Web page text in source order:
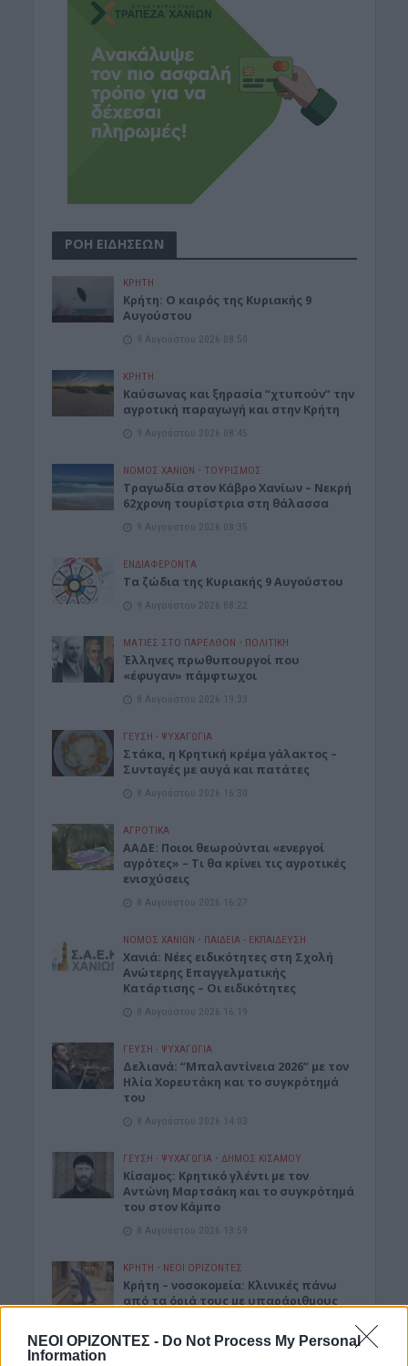
ΝΕΟΙ ΟΡΙΖΟΝΤΕΣ - Do Not Process My Personal
Information
ΡΟΗ ΕΙΔΗΣΕΩΝ
ΚΡΗΤΗ
Κρήτη: Ο καιρός της Κυριακής 9
Αυγούστου
9 Αυγούστου 2026 08:50
ΚΡΗΤΗ
Καύσωνας και ξηρασία “χτυπούν” την
αγροτική παραγωγή και στην Κρήτη
9 Αυγούστου 2026 08:45
ΝΟΜΌΣ ΧΑΝΊΩΝ • ΤΟΥΡΙΣΜΟΣ
Τραγωδία στον Κάβρο Χανίων – Νεκρή
62χρονη τουρίστρια στη θάλασσα
9 Αυγούστου 2026 08:35
ΕΝΔΙΑΦΕΡΟΝΤΑ
Τα ζώδια της Κυριακής 9 Αυγούστου
9 Αυγούστου 2026 08:22
ΜΑΤΙΕΣ ΣΤΟ ΠΑΡΕΛΘΟΝ • ΠΟΛΙΤΙΚΗ
Έλληνες πρωθυπουργοί που
«έφυγαν» πάμφτωχοι
8 Αυγούστου 2026 19:33
ΓΕΎΣΗ - ΨΥΧΑΓΩΓΊΑ
Στάκα, η Κρητική κρέμα γάλακτος –
Συνταγές με αυγά και πατάτες
8 Αυγούστου 2026 16:30
ΑΓΡΟΤΙΚΑ
ΑΑΔΕ: Ποιοι θεωρούνται «ενεργοί
αγρότες» – Τι θα κρίνει τις αγροτικές
ενισχύσεις
8 Αυγούστου 2026 16:27
ΝΟΜΌΣ ΧΑΝΊΩΝ • ΠΑΙΔΕΙΑ - ΕΚΠΑΙΔΕΥΣΗ
Χανιά: Νέες ειδικότητες στη Σχολή
Ανώτερης Επαγγελματικής
Κατάρτισης – Οι ειδικότητες
8 Αυγούστου 2026 16:19
ΓΕΎΣΗ - ΨΥΧΑΓΩΓΊΑ
Δελιανά: “Μπαλαντίνεια 2026” με τον
Ηλία Χορευτάκη και το συγκρότημά
του
8 Αυγούστου 2026 14:03
ΓΕΎΣΗ - ΨΥΧΑΓΩΓΊΑ • ΔΉΜΟΣ ΚΙΣΆΜΟΥ
Kίσαμος: Κρητικό γλέντι με τον
Αντώνη Μαρτσάκη και το συγκρότημά
του στον Κάμπο
8 Αυγούστου 2026 13:59
ΚΡΗΤΗ • ΝΕΟΙ ΟΡΙΖΟΝΤΕΣ
Κρήτη – νοσοκομεία: Κλινικές πάνω
από τα όριά τους με υπαράριθμους
8 Αυγούστου 2026 13:10